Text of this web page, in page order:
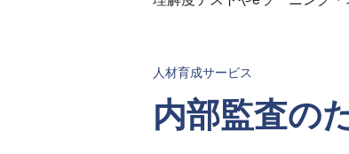
人材育成サービス
内部監査の